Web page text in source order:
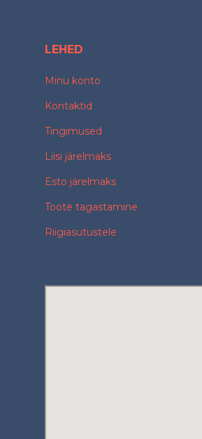
LEHED
Minu konto
Kontaktid
Tingimused
Liisi järelmaks
Esto järelmaks
Toote tagastamine
Riigiasutustele